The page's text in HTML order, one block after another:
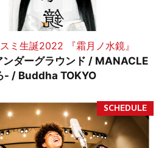
ミ生誕2022 『霜月ノ水鏡』
ンダーグラウンド / MANACLE
- / Buddha TOKYO